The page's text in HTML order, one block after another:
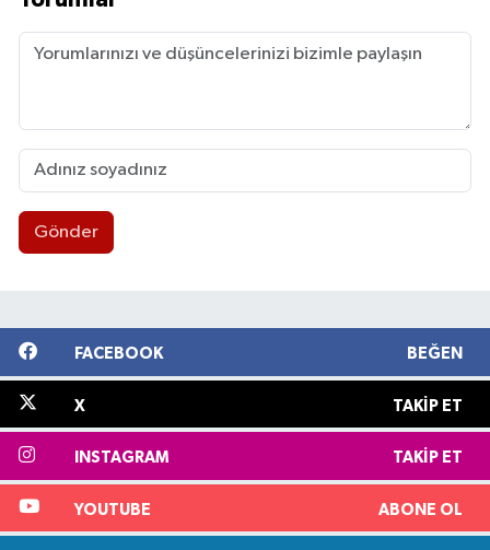
Gönder
FACEBOOK BEĞEN
X TAKIP ET
INSTAGRAM TAKIP ET
YOUTUBE ABONE OL